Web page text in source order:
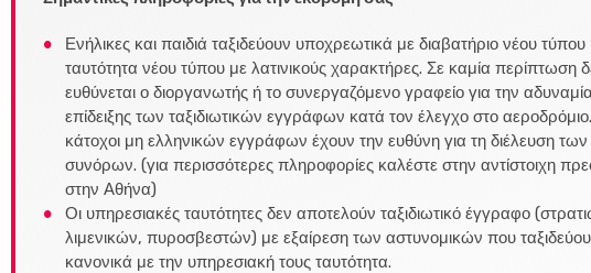
Ενήλικες και παιδιά ταξιδεύουν υποχρεωτικά με διαβατήριο νέου τύπου
ταυτότητα νέου τύπου με λατινικούς χαρακτήρες. Σε καμία περίπτωση
ευθύνεται ο διοργανωτής ή το συνεργαζόμενο γραφείο για την αδυναμία
επίδειξης των ταξιδιωτικών εγγράφων κατά τον έλεγχο στο
κάτοχοι μη ελληνικών εγγράφων έχουν την ευθύνη για τη διέλευση των
συνόρων. (για περισσότερες πληροφορίες καλέστε στην αντίστοιχη
στην Αθήνα)
Οι υπηρεσιακές ταυτότητες δεν αποτελούν ταξιδιωτικό έγγραφο
λιμενικών, πυροσβεστών) με εξαίρεση των αστυνομικών που
κανονικά με την υπηρεσιακή τους ταυτότητα.